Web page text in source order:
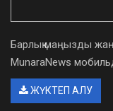
Барлық маңызды
MunaraNews
ЖҮКТЕП АЛУ